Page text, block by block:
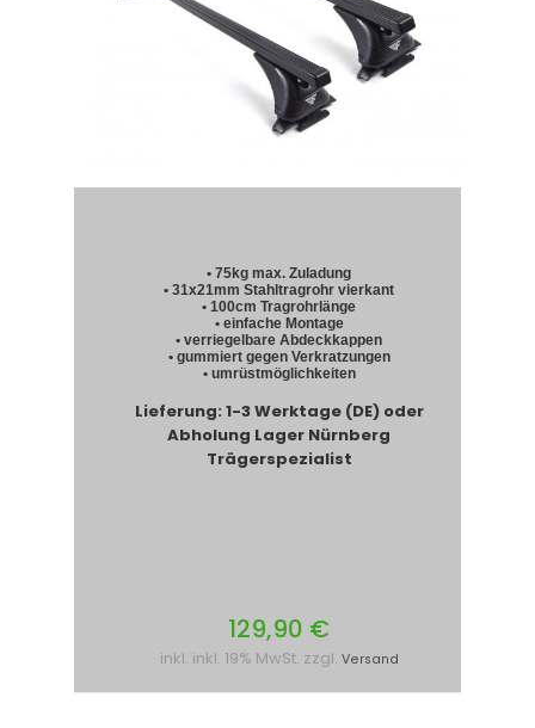
• 75kg max. Zuladung
• 31x21mm Stahltragrohr vierkant
• 100cm Tragrohrlänge
• einfache Montage
• verriegelbare Abdeckkappen
• gummiert gegen Verkratzungen
• umrüstmöglichkeiten
Lieferung: 1-3 Werktage (DE) oder
Abholung Lager Nürnberg
Trägerspezialist
129,90 €
inkl. inkl. 19% MwSt. zzgl. Versand